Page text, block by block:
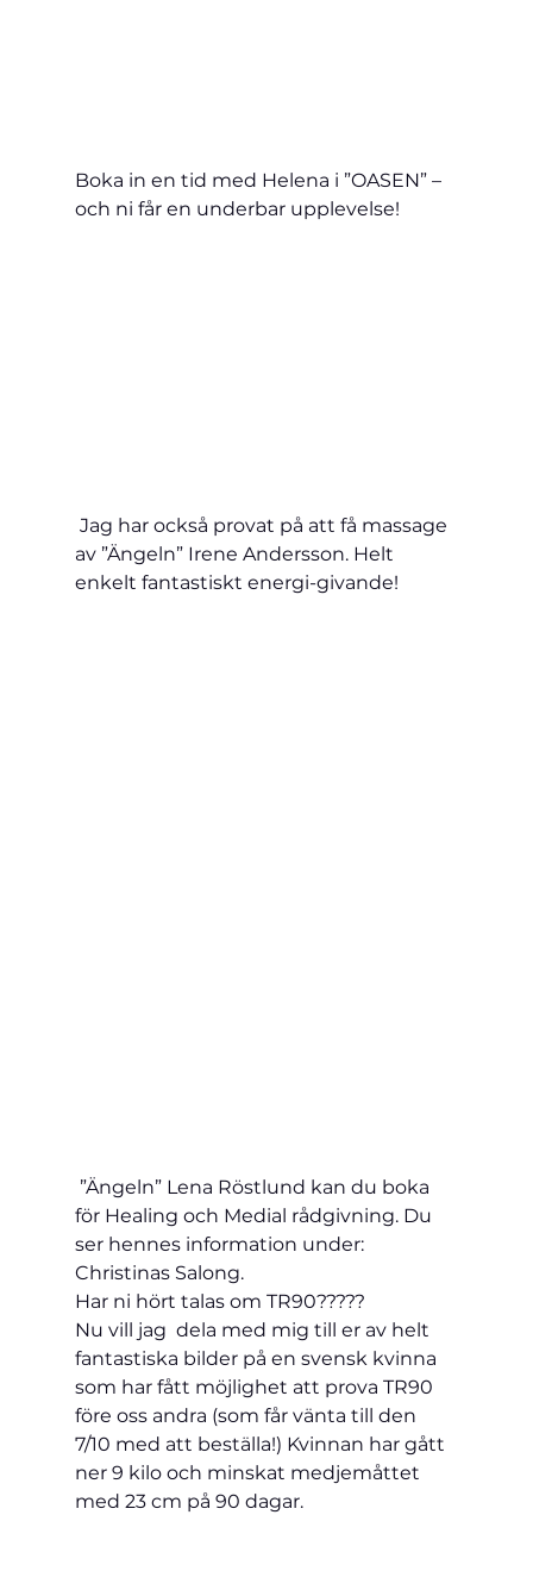
Boka in en tid med Helena i ”OASEN” –
och ni får en underbar upplevelse!
Jag har också provat på att få massage
av ”Ängeln” Irene Andersson. Helt
enkelt fantastiskt energi-givande!
”Ängeln” Lena Röstlund kan du boka
för Healing och Medial rådgivning. Du
ser hennes information under:
Christinas Salong.
Har ni hört talas om TR90?????
Nu vill jag  dela med mig till er av helt
fantastiska bilder på en svensk kvinna
som har fått möjlighet att prova TR90
före oss andra (som får vänta till den
7/10 med att beställa!) Kvinnan har gått
ner 9 kilo och minskat medjemåttet
med 23 cm på 90 dagar.